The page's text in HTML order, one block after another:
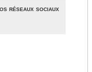
réseaux sociaux